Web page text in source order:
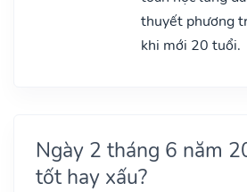
thuyết phương
khi mới 20 tuổi.
Ngày 2 tháng 6 năm
tốt hay xấu?